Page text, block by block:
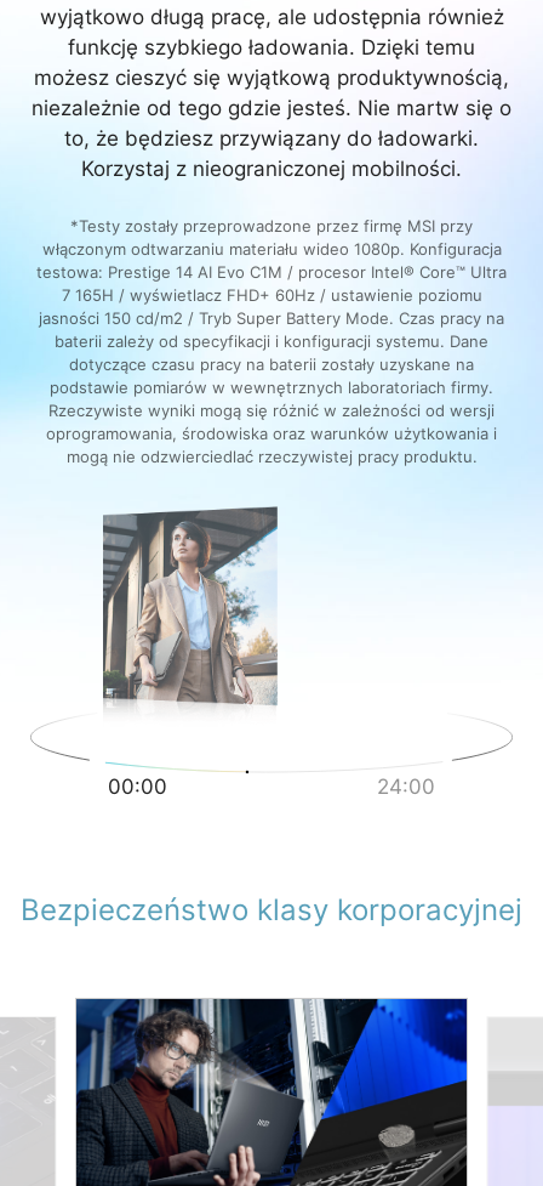
wyjątkowo długą pracę, ale udostępnia również
funkcję szybkiego ładowania. Dzięki temu
możesz cieszyć się wyjątkową produktywnością,
niezależnie od tego gdzie jesteś. Nie martw się o
to, że będziesz przywiązany do ładowarki.
Korzystaj z nieograniczonej mobilności.
*Testy zostały przeprowadzone przez firmę MSI przy
włączonym odtwarzaniu materiału wideo 1080p. Konfiguracja
testowa: Prestige 14 AI Evo C1M / procesor Intel® Core™ Ultra
7 165H / wyświetlacz FHD+ 60Hz / ustawienie poziomu
jasności 150 cd/m2 / Tryb Super Battery Mode. Czas pracy na
baterii zależy od specyfikacji i konfiguracji systemu. Dane
dotyczące czasu pracy na baterii zostały uzyskane na
podstawie pomiarów w wewnętrznych laboratoriach firmy.
Rzeczywiste wyniki mogą się różnić w zależności od wersji
oprogramowania, środowiska oraz warunków użytkowania i
mogą nie odzwierciedlać rzeczywistej pracy produktu.
00:00 24:00
Bezpieczeństwo klasy korporacyjnej